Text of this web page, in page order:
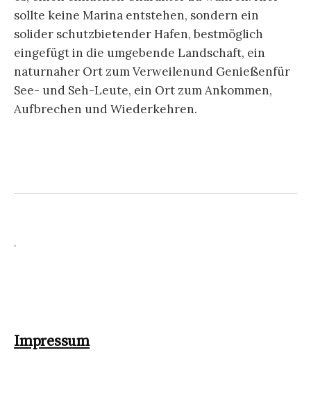
sollte keine Marina entstehen, sondern ein
solider schutzbietender Hafen, bestmöglich
eingefügt in die umgebende Landschaft, ein
naturnaher Ort zum Verweilenund Genießenfür
See- und Seh-Leute, ein Ort zum Ankommen,
Aufbrechen und Wiederkehren.
.
Impressum